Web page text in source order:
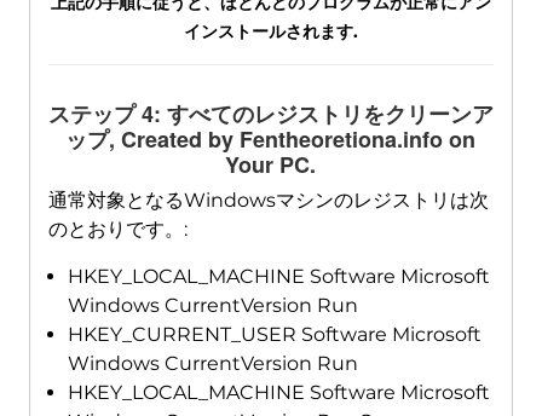
インストールされます.
ステップ 4: すべてのレジストリをクリーンア
ップ,Created by Fentheoretiona.info on
Your PC.
通常対象となるWindowsマシンのレジストリは次
のとおりです。:
HKEY_LOCAL_MACHINE Software Microsoft
Windows CurrentVersion Run
HKEY_CURRENT_USER Software Microsoft
Windows CurrentVersion Run
HKEY_LOCAL_MACHINE Software Microsoft